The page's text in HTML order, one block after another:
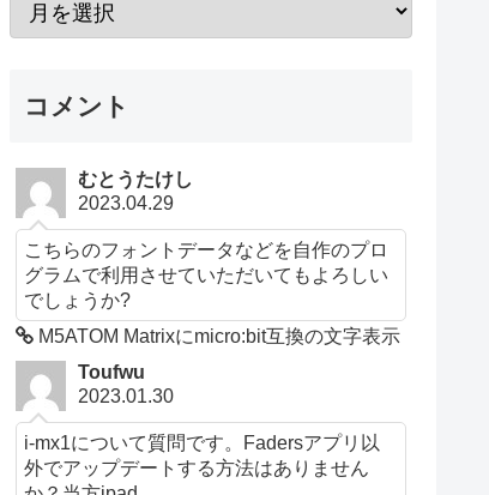
コメント
むとうたけし
2023.04.29
こちらのフォントデータなどを自作のプロ
グラムで利用させていただいてもよろしい
でしょうか?
M5ATOM Matrixにmicro:bit互換の文字表示
Toufwu
2023.01.30
i-mx1について質問です。Fadersアプリ以
外でアップデートする方法はありません